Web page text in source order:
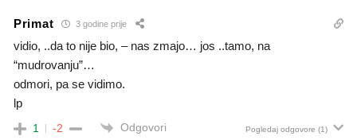
Primat 3 godine prije
vidio, ..da to nije bio, – nas zmajo… jos ..tamo, na
“mudrovanju”…
odmori, pa se vidimo.
lp
1 -2 Odgovori Pogledaj odgovore (1)